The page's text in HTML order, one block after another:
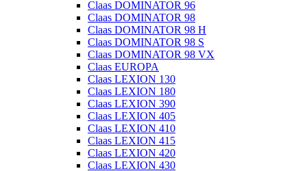
Claas DOMINATOR 96
Claas DOMINATOR 98
Claas DOMINATOR 98 H
Claas DOMINATOR 98 S
Claas DOMINATOR 98 VX
Claas EUROPA
Claas LEXION 130
Claas LEXION 180
Claas LEXION 390
Claas LEXION 405
Claas LEXION 410
Claas LEXION 415
Claas LEXION 420
Claas LEXION 430